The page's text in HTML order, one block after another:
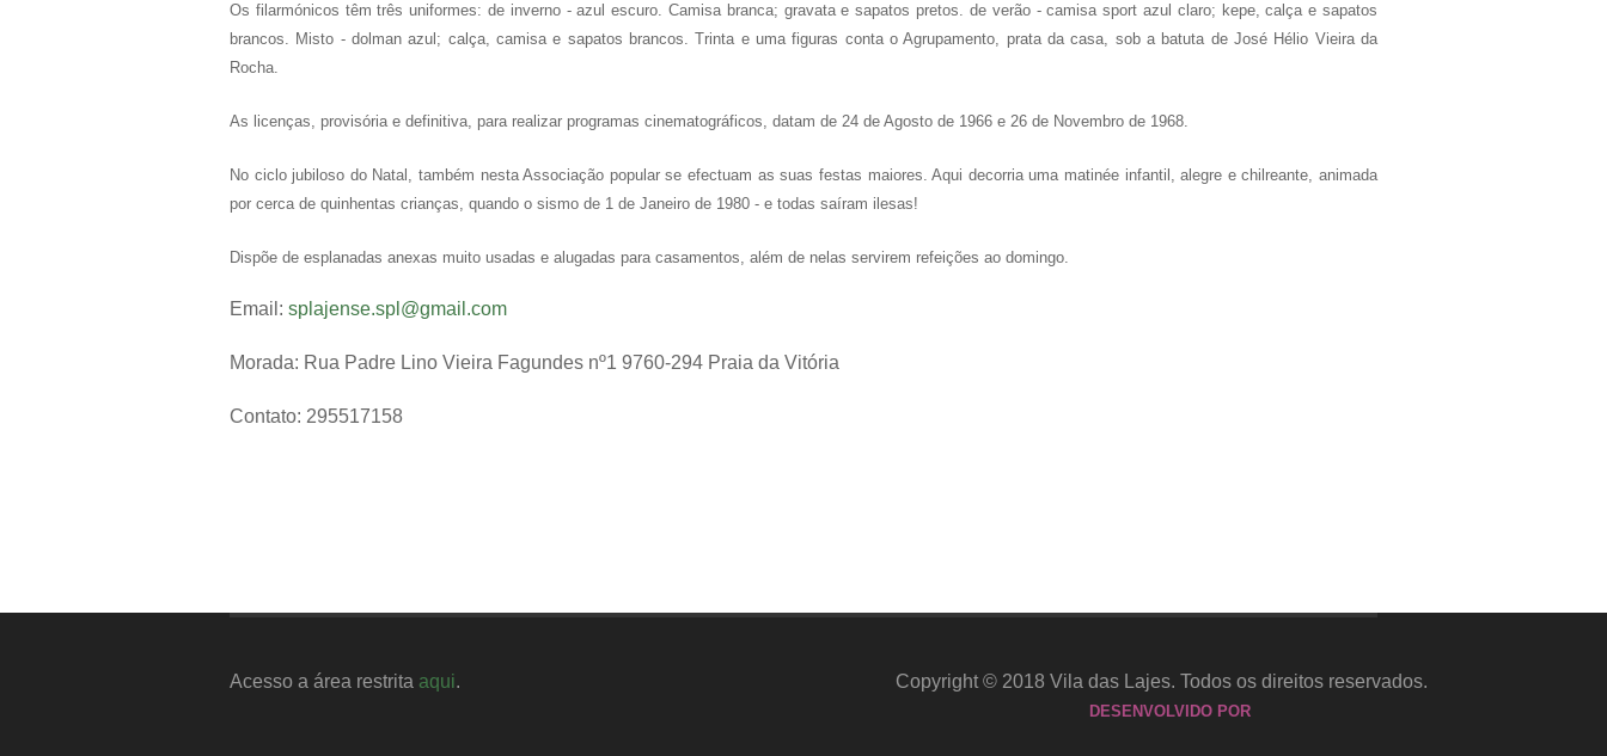
Os filarmónicos têm três uniformes: de inverno - azul escuro. Camisa branca; gravata e sapatos pretos. de verão - camisa sport azul claro; kepe, calça e sapatos
brancos. Misto - dolman azul; calça, camisa e sapatos brancos. Trinta e uma figuras conta o Agrupamento, prata da casa, sob a batuta de José Hélio Vieira da
Rocha.
As licenças, provisória e definitiva, para realizar programas cinematográficos, datam de 24 de Agosto de 1966 e 26 de Novembro de 1968.
No ciclo jubiloso do Natal, também nesta Associação popular se efectuam as suas festas maiores. Aqui decorria uma matinée infantil, alegre e chilreante, animada
por cerca de quinhentas crianças, quando o sismo de 1 de Janeiro de 1980 - e todas saíram ilesas!
Dispõe de esplanadas anexas muito usadas e alugadas para casamentos, além de nelas servirem refeições ao domingo.
Email: splajense.spl@gmail.com
Morada: Rua Padre Lino Vieira Fagundes nº1 9760-294 Praia da Vitória
Contato: 295517158
Acesso a área restrita aqui. Copyright © 2018 Vila das Lajes. Todos os direitos reservados.
DESENVOLVIDO POR